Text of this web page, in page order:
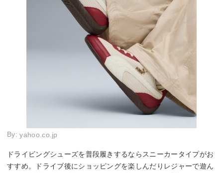
By:yahoo.co.jp
ドライビングシューズを普段履きするならスニーカータイプがお
すすめ。ドライブ後にショッピングを楽しんだりレジャーで遊ん